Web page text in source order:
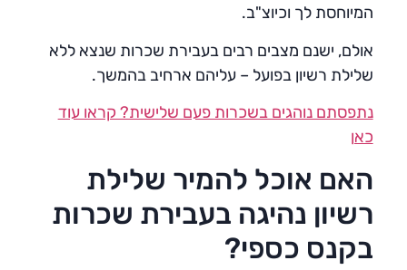
המיוחסת לך וכיוצ"ב.
אולם, ישנם מצבים רבים בעבירת שכרות שנצא ללא
שלילת רשיון בפועל – עליהם ארחיב בהמשך.
נתפסתם נוהגים בשכרות פעם שלישית? קראו עוד
כאן
האם אוכל להמיר שלילת
רשיון נהיגה בעבירת שכרות
בקנס כספי?